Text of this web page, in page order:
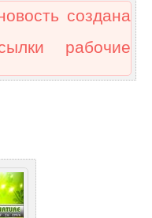
создана
рабочие